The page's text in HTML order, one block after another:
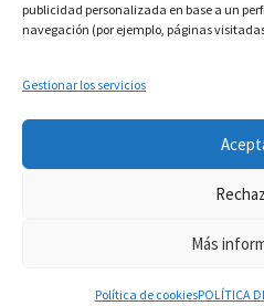
publicidad personalizada en base a un
navegación (por ejemplo, páginas
Gestionar los servicios
Más
Política de cookiesPOLÍTICA
Si tiene dudas consúltenos a
info.martinflores@gmail.com ,
644352942 o en el 954271687
POLÍTICA DE PRIVACIDAD